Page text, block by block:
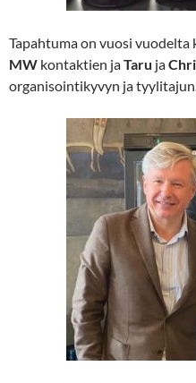
Tapahtuma on vuosi
MW kontaktien jaTaru ja
organisointikyvyn ja